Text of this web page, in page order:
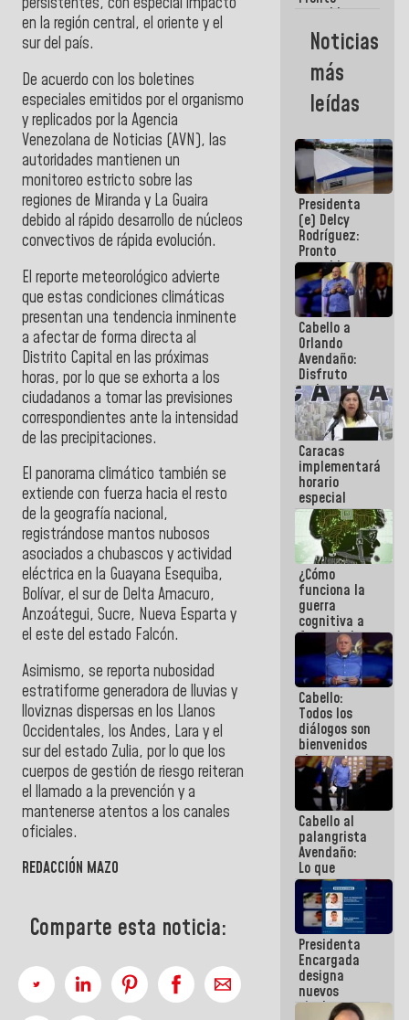
en la región central, el oriente y el
sur del país.
De acuerdo con los boletines
especiales emitidos por el organismo
y replicados por la Agencia
Venezolana de Noticias (AVN), las
autoridades mantienen un
monitoreo estricto sobre las
regiones de Miranda y La Guaira
debido al rápido desarrollo de núcleos
convectivos de rápida evolución.
El reporte meteorológico advierte
que estas condiciones climáticas
presentan una tendencia inminente
a afectar de forma directa al
Distrito Capital en las próximas
horas, por lo que se exhorta a los
ciudadanos a tomar las previsiones
correspondientes ante la intensidad
de las precipitaciones.
El panorama climático también se
extiende con fuerza hacia el resto
de la geografía nacional,
registrándose mantos nubosos
asociados a chubascos y actividad
eléctrica en la Guayana Esequiba,
Bolívar, el sur de Delta Amacuro,
Anzoátegui, Sucre, Nueva Esparta y
el este del estado Falcón.
Asimismo, se reporta nubosidad
estratiforme generadora de lluvias y
lloviznas dispersas en los Llanos
Occidentales, los Andes, Lara y el
sur del estado Zulia, por lo que los
cuerpos de gestión de riesgo reiteran
el llamado a la prevención y a
mantenerse atentos a los canales
oficiales.
REDACCIÓN MAZO
Comparte esta noticia:
restableceremos
las
operaciones
Aeropuerto
Internacional
de
Noticias
más
leídas
Presidenta
(e) Delcy
Rodríguez:
Pronto
restableceremos
las
operaciones
en el
Aeropuerto
Internacional
de
Maiquetía
Cabello a
Orlando
Avendaño:
Disfruto
cada vez
que escribes
porque lo
que haces
es
embarrarla
Caracas
implementará
horario
especial
para
adaptarse
al plan de
ahorro
energético
¿Cómo
funciona la
guerra
cognitiva a
favor de la
narrativa
hegemónica?
(1)
Cabello:
Todos los
diálogos son
bienvenidos
siempre que
estén en el
marco de la
Constitución
de la
República
Cabello al
palangrista
Avendaño:
Lo que
vayas a
escribir
hazlo hoy
por que no
sabemos si
la semana
que viene
hay
programa
Presidenta
Encargada
designa
nuevos
titulares en